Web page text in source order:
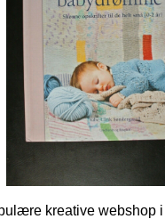
kreative webshop